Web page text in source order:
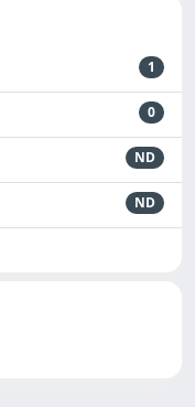
1
0
ND
ND